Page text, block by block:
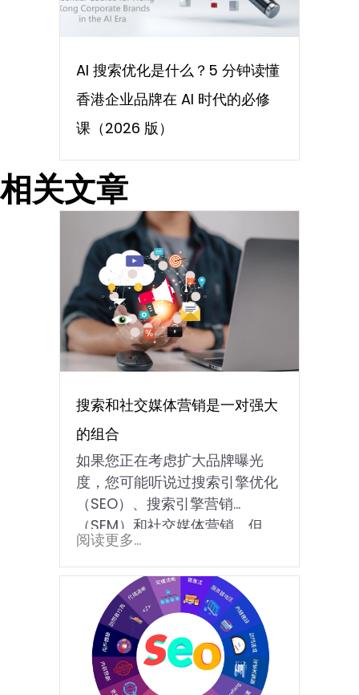
AI 搜索优化是什么？5 分钟读懂
香港企业品牌在 AI 时代的必修
课（2026 版）
相关文章
搜索和社交媒体营销是一对强大
的组合
如果您正在考虑扩大品牌曝光
度，您可能听说过搜索引擎优化
（SEO）、搜索引擎营销
（SEM）和社交媒体营销。但
是，…
阅读更多...